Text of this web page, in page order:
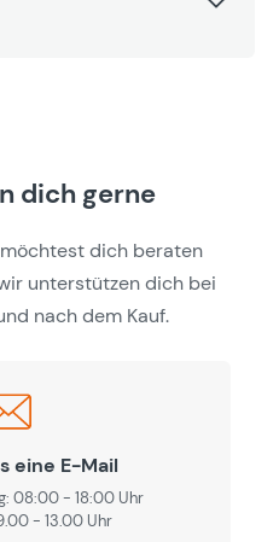
dich gerne
dich beraten
unterstützen dich bei
nach dem Kauf.
eine E-Mail
08:00 - 18:00 Uhr
- 13.00 Uhr